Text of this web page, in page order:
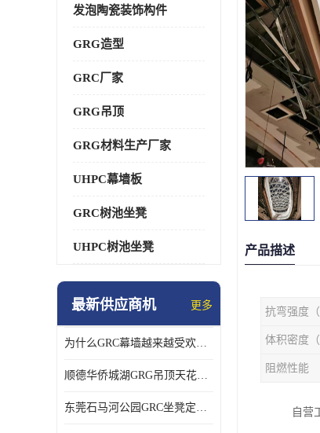
发泡陶瓷装饰构件
GRG造型
GRC厂家
GRG吊顶
GRG材料生产厂家
UHPC幕墙板
GRC树池坐凳
UHPC树池坐凳
最新供应商机 更多
为什么GRC幕墙越来越受欢迎？一起来了解GRC幕墙
顺德华侨城湖GRG吊顶天花GRG材料定制厂家饰纪上品
东莞石马河公园GRC坐凳定制选择广东饰纪上品GRC构件厂家
产品描述
抗弯强度（
体积密度
阻燃性能
自营